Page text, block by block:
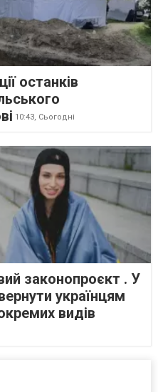
останків
10:43, Сьогодні
законопроєкт . У
українцям
видів